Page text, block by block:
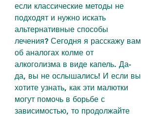
если классические методы не
подходят и нужно искать
альтернативные способы
лечения? Сегодня я расскажу вам
об аналогах колме от
алкоголизма в виде капель. Да-
да, вы не ослышались! И если вы
хотите узнать, как эти малютки
могут помочь в борьбе с
зависимостью, то продолжайте